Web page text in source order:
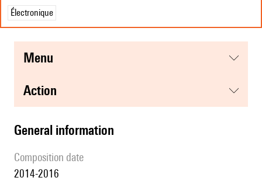
Électronique
menu
action
general information
composition date
2014-2016